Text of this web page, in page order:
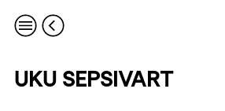
UKU SEPSIVART